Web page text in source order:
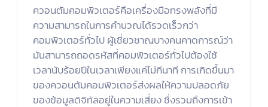
ควอนตัมคอมพิวเตอร์คือเครื่องมือทรงพลังที่มี
ความสามารถในการคำนวณได้รวดเร็วกว่า
คอมพิวเตอร์ทั่วไป ผู้เชี่ยวชาญบางคนคาดการณ์ว่า
มันสามารถถอดรหัสที่คอมพิวเตอร์ทั่วไปต้องใช้
เวลานับร้อยปีในเวลาเพียงแค่ไม่กีนาที การเกิดขึ้นมา
ของควอนตัมคอมพิวเตอร์ส่งผลให้ความปลอดภัย
ของข้อมูลดิจิทัลอยู่ในความเสี่ยง ซึ่งรวมถึงการเข้า